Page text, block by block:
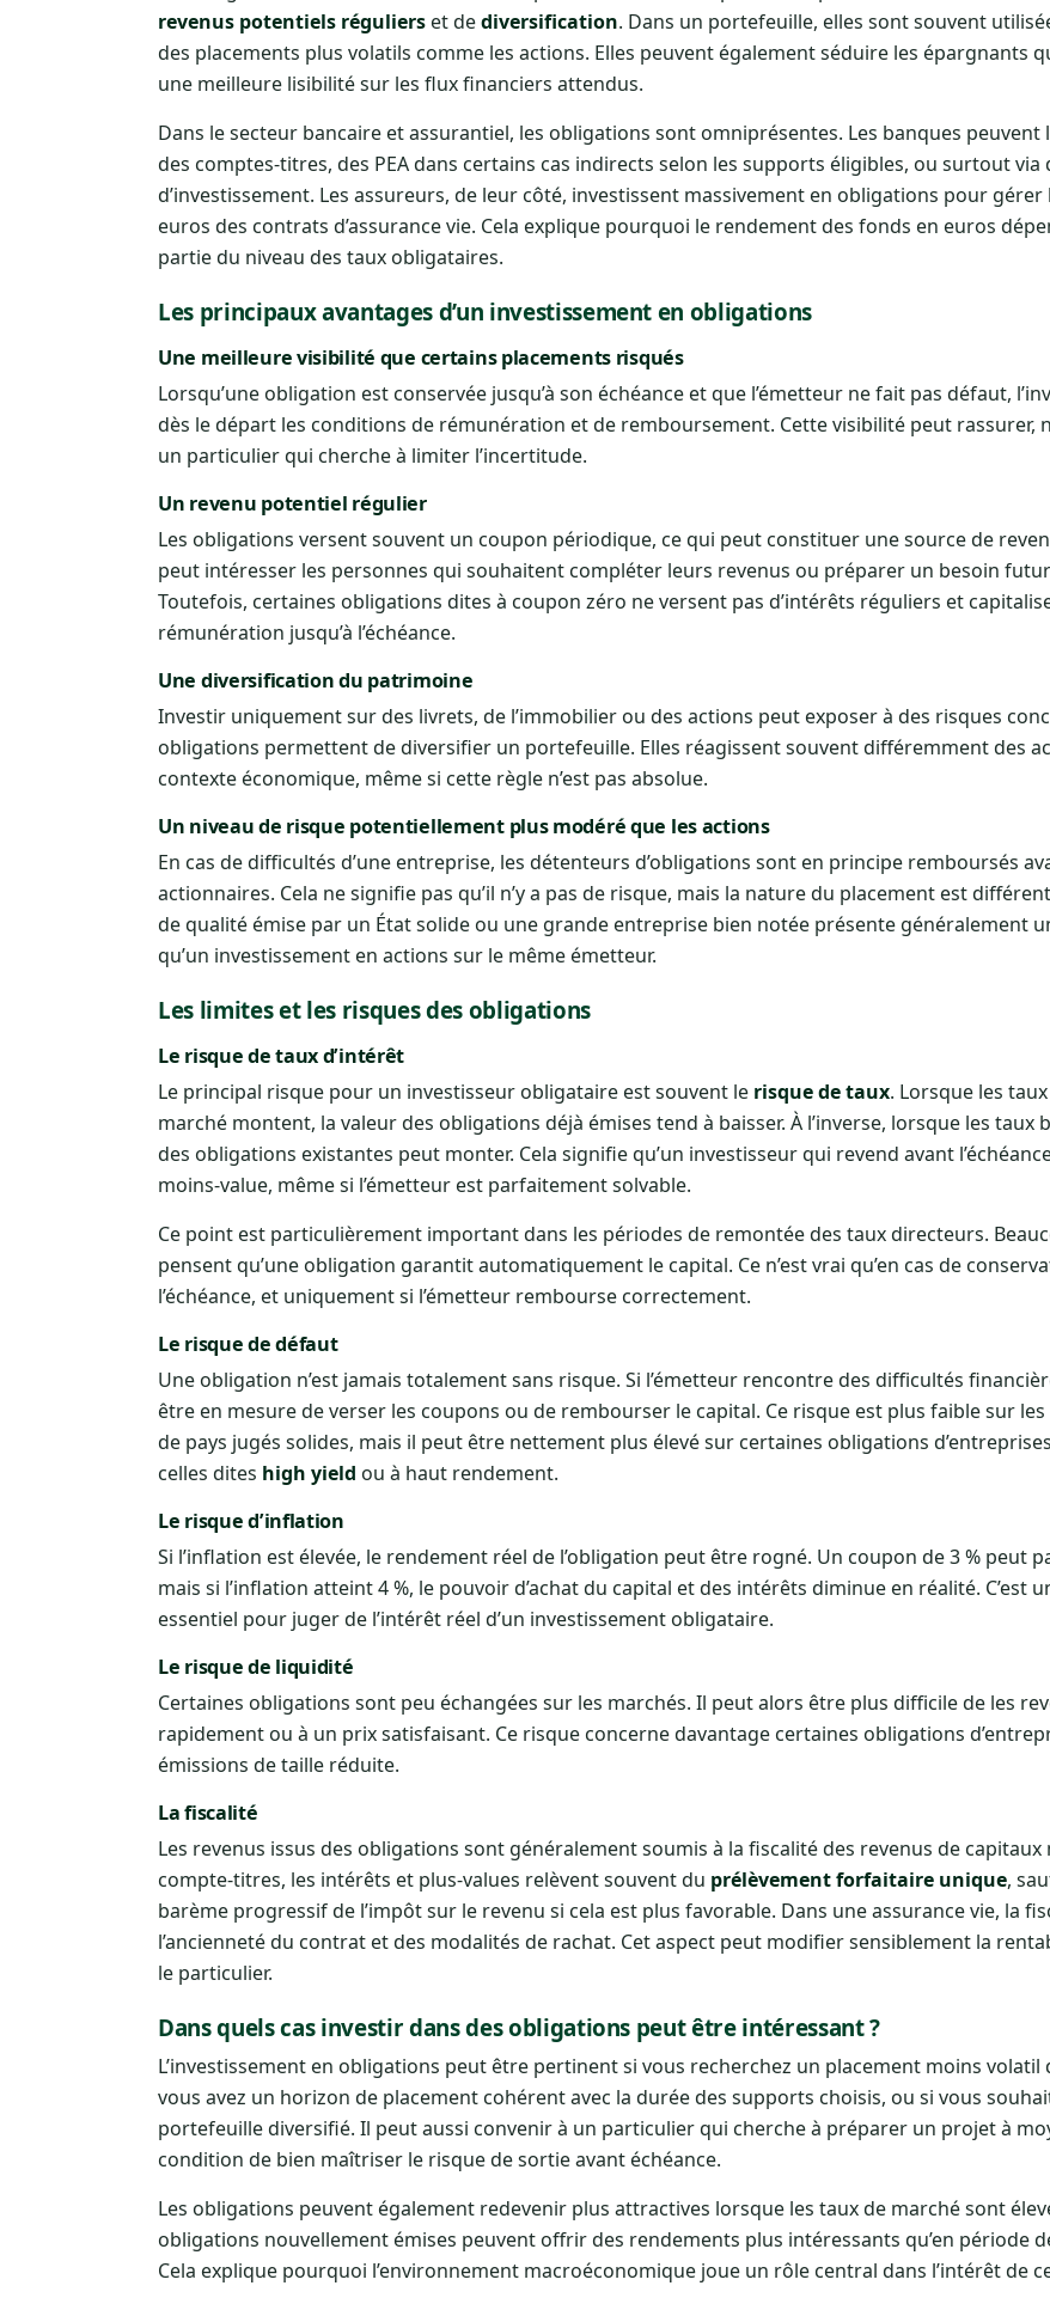
revenus potentiels réguliers et dediversification. Dans un portefeuille, elles sont souvent
des placements plus volatils comme les actions. Elles peuvent également séduire les épargnants
une meilleure lisibilité sur les flux financiers attendus.
Dans le secteur bancaire et assurantiel, les obligations sont omniprésentes. Les banques peuvent
des comptes-titres, des PEA dans certains cas indirects selon les supports éligibles, ou surtout via
d’investissement. Les assureurs, de leur côté, investissent massivement en obligations pour gérer
euros des contrats d’assurance vie. Cela explique pourquoi le rendement des fonds en euros
partie du niveau des taux obligataires.
Les principaux avantages d’un investissement en obligations
Une meilleure visibilité que certains placements risqués
Lorsqu’une obligation est conservée jusqu’à son échéance et que l’émetteur ne fait pas défaut,
dès le départ les conditions de rémunération et de remboursement. Cette visibilité peut rassurer,
un particulier qui cherche à limiter l’incertitude.
Un revenu potentiel régulier
Les obligations versent souvent un coupon périodique, ce qui peut constituer une source de
peut intéresser les personnes qui souhaitent compléter leurs revenus ou préparer un besoin
Toutefois, certaines obligations dites à coupon zéro ne versent pas d’intérêts réguliers et
rémunération jusqu’à l’échéance.
Une diversification du patrimoine
Investir uniquement sur des livrets, de l’immobilier ou des actions peut exposer à des risques
obligations permettent de diversifier un portefeuille. Elles réagissent souvent différemment des
contexte économique, même si cette règle n’est pas absolue.
Un niveau de risque potentiellement plus modéré que les actions
En cas de difficultés d’une entreprise, les détenteurs d’obligations sont en principe remboursés
actionnaires. Cela ne signifie pas qu’il n’y a pas de risque, mais la nature du placement est
de qualité émise par un État solide ou une grande entreprise bien notée présente généralement
qu’un investissement en actions sur le même émetteur.
Les limites et les risques des obligations
Le risque de taux d’intérêt
Le principal risque pour un investisseur obligataire est souvent le risque de taux. Lorsque les
marché montent, la valeur des obligations déjà émises tend à baisser. À l’inverse, lorsque les taux
des obligations existantes peut monter. Cela signifie qu’un investisseur qui revend avant
moins-value, même si l’émetteur est parfaitement solvable.
Ce point est particulièrement important dans les périodes de remontée des taux directeurs.
pensent qu’une obligation garantit automatiquement le capital. Ce n’est vrai qu’en cas de
l’échéance, et uniquement si l’émetteur rembourse correctement.
Le risque de défaut
Une obligation n’est jamais totalement sans risque. Si l’émetteur rencontre des difficultés
être en mesure de verser les coupons ou de rembourser le capital. Ce risque est plus faible sur les
de pays jugés solides, mais il peut être nettement plus élevé sur certaines obligations
celles dites high yield ou à haut rendement.
Le risque d’inflation
Si l’inflation est élevée, le rendement réel de l’obligation peut être rogné. Un coupon de 3 % peut
mais si l’inflation atteint 4 %, le pouvoir d’achat du capital et des intérêts diminue en réalité. C’est
essentiel pour juger de l’intérêt réel d’un investissement obligataire.
Le risque de liquidité
Certaines obligations sont peu échangées sur les marchés. Il peut alors être plus difficile de les
rapidement ou à un prix satisfaisant. Ce risque concerne davantage certaines obligations
émissions de taille réduite.
La fiscalité
Les revenus issus des obligations sont généralement soumis à la fiscalité des revenus de capitaux
compte-titres, les intérêts et plus-values relèvent souvent du prélèvement forfaitaire unique,
barème progressif de l’impôt sur le revenu si cela est plus favorable. Dans une assurance vie, la
l’ancienneté du contrat et des modalités de rachat. Cet aspect peut modifier sensiblement la
le particulier.
Dans quels cas investir dans des obligations peut être intéressant ?
L’investissement en obligations peut être pertinent si vous recherchez un placement moins volatil
vous avez un horizon de placement cohérent avec la durée des supports choisis, ou si vous
portefeuille diversifié. Il peut aussi convenir à un particulier qui cherche à préparer un projet à
condition de bien maîtriser le risque de sortie avant échéance.
Les obligations peuvent également redevenir plus attractives lorsque les taux de marché sont
obligations nouvellement émises peuvent offrir des rendements plus intéressants qu’en période
Cela explique pourquoi l’environnement macroéconomique joue un rôle central dans l’intérêt de